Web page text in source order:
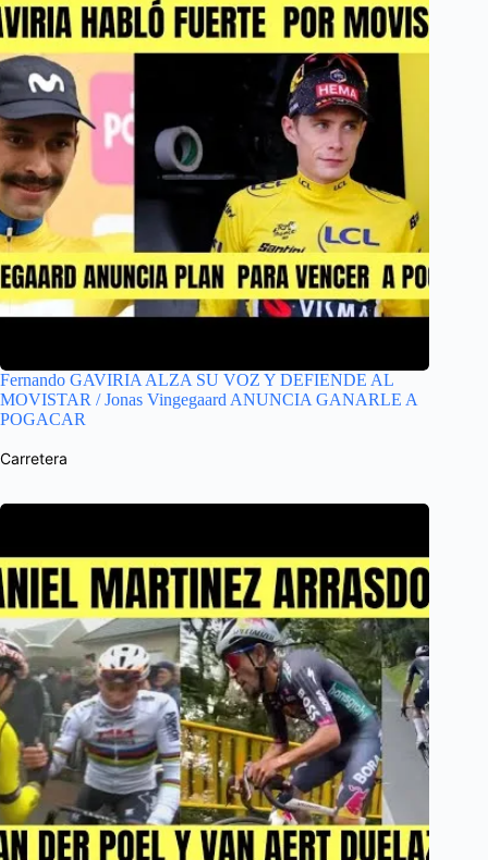
Fernando GAVIRIA ALZA SU VOZ Y DEFIENDE AL
MOVISTAR / Jonas Vingegaard ANUNCIA GANARLE A
POGACAR
Carretera